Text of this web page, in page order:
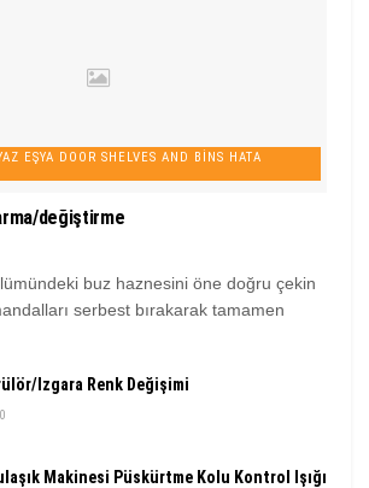
EŞYA DOOR SHELVES AND BINS HATA
değiştirme
buz haznesini öne doğru çekin
serbest bırakarak tamamen
Izgara Renk Değişimi
0
Makinesi Püskürtme Kolu Kontrol Işığı